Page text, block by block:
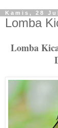
Kamis, 28
Lomba
Lomba